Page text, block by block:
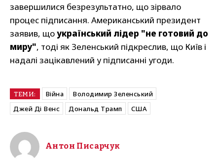
завершилися безрезультатно, що зірвало
процес підписання. Американський президент
заявив, щоукраїнський лідер "не готовий до
миру", тоді як Зеленський підкреслив, що Київ і
надалі зацікавлений у підписанні угоди.
ТЕМИ: Війна
Володимир Зеленський
Джей Ді Венс
Дональд Трамп США
Антон Писарчук